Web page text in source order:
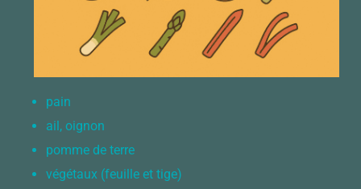
pain
ail, oignon
pomme de terre
végétaux (feuille et tige)